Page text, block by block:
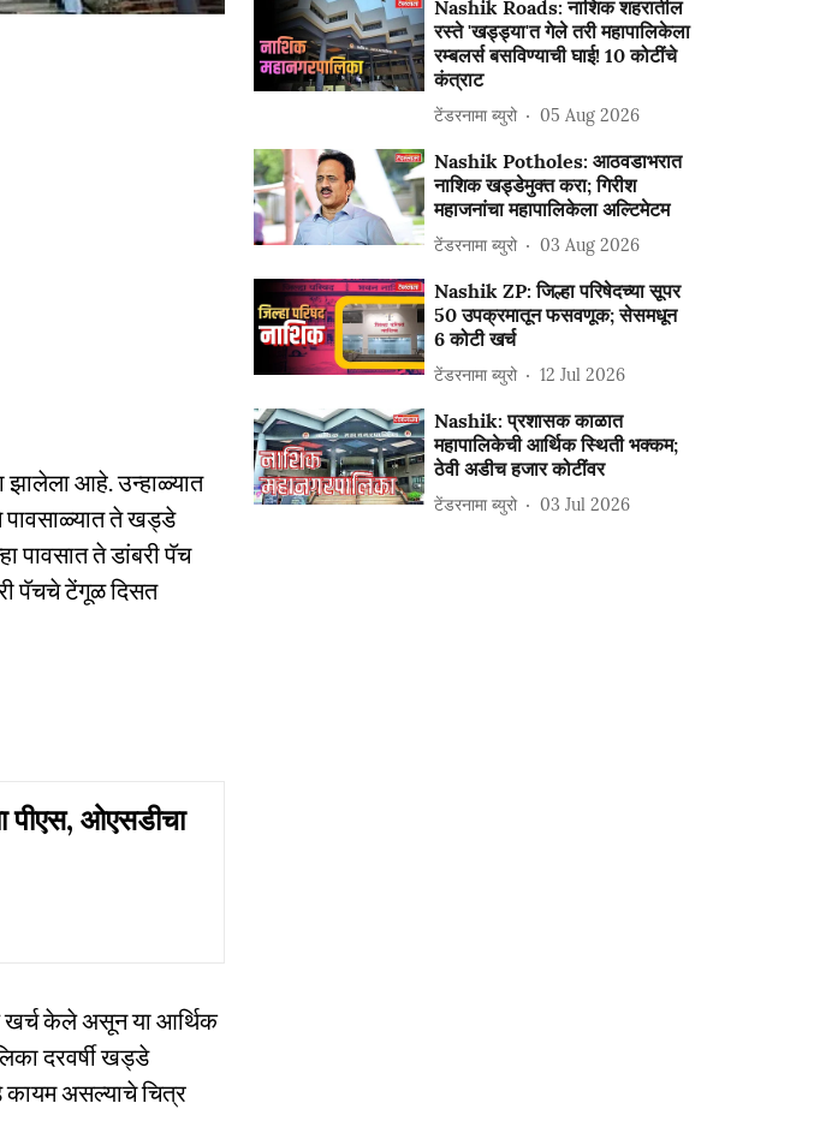
झालेला आहे. उन्हाळ्यात
पावसाळ्यात ते खड्डे
पावसात ते डांबरी पॅच
पॅचचे टेंगूळ दिसत
पीएस, ओएसडीचा
खर्च केले असून या आर्थिक
दरवर्षी खड्डे
कायम असल्याचे चित्र
Nashik Roads: नाशिक शहरातील
रस्ते 'खड्ड्या'त गेले तरी महापालिकेला
रम्बलर्स बसविण्याची घाई! 10 कोटींचे
कंत्राट
टेंडरनामा ब्युरो 05 Aug 2026
Nashik Potholes: आठवडाभरात
नाशिक खड्डेमुक्त करा; गिरीश
महाजनांचा महापालिकेला अल्टिमेटम
टेंडरनामा ब्युरो 03 Aug 2026
Nashik ZP: जिल्हा परिषेदच्या सूपर
50 उपक्रमातून फसवणूक; सेसमधून
6 कोटी खर्च
टेंडरनामा ब्युरो 12 Jul 2026
Nashik: प्रशासक काळात
महापालिकेची आर्थिक स्थिती भक्कम;
ठेवी अडीच हजार कोटींवर
टेंडरनामा ब्युरो 03 Jul 2026